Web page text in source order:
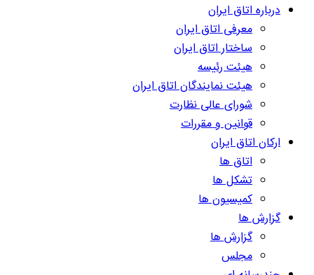
درباره اتاق ایران
معرفی اتاق ایران
ساختار اتاق ایران
هیئت رئیسه
هیئت نمایندگان اتاق ایران
شورای عالی نظارت
قوانین و مقررات
ارکان اتاق ایران
اتاق ها
تشکل ها
کمیسیون ها
گزارش ها
گزارش ها
مجلس